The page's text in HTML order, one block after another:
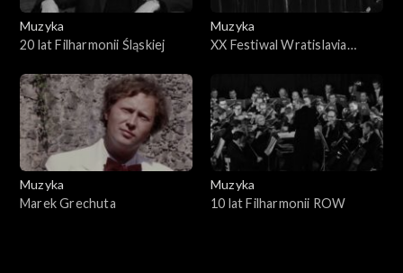
Muzyka
20 lat Filharmonii Śląskiej
Muzyka
XX Festiwal Wratislavia
Muzyka
Marek Grechuta
Muzyka
10 lat Filharmonii ROW